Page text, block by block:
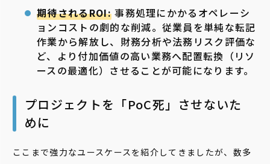
期待されるROI:事務処理にかかるオペレーシ
ョンコストの劇的な削減。従業員を単純な転記
作業から解放し、財務分析や法務リスク評価な
ど、より付加価値の高い業務へ配置転換（リソ
ースの最適化）させることが可能になります。
プロジェクトを「PoC死」させないた
めに
ここまで強力なユースケースを紹介してきましたが、数多